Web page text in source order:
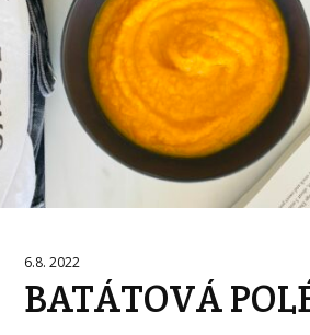
6.8. 2022
BATÁTOVÁ